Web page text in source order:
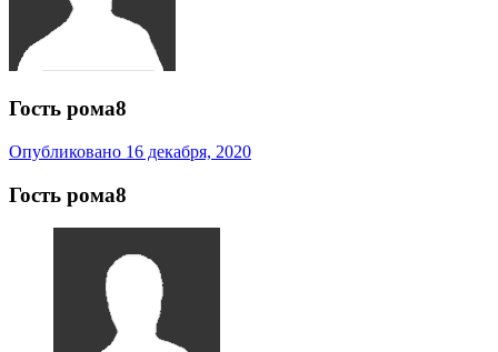
Гость рома8
Опубликовано 16 декабря, 2020
Гость рома8